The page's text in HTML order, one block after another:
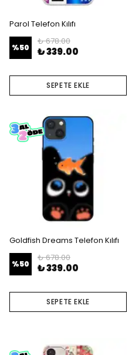
Parol Telefon Kılıfı
%50
₺ 678.00
₺ 339.00
SEPETE EKLE
Goldfish Dreams Telefon Kılıfı
%50
₺ 678.00
₺ 339.00
SEPETE EKLE